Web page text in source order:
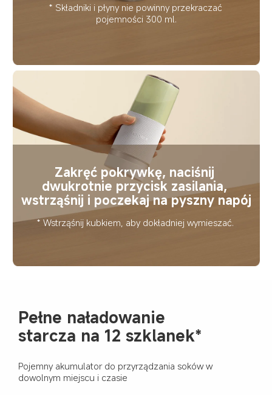
* Składniki i płyny nie powinny przekraczać
pojemności 300 ml.
Zakręć pokrywkę, naciśnij
dwukrotnie przycisk zasilania,
wstrząśnij i poczekaj na pyszny napój
* Wstrząśnij kubkiem, aby dokładniej wymieszać.
Pełne naładowanie
starcza na 12 szklanek*
Pojemny akumulator do przyrządzania soków w
dowolnym miejscu i czasie